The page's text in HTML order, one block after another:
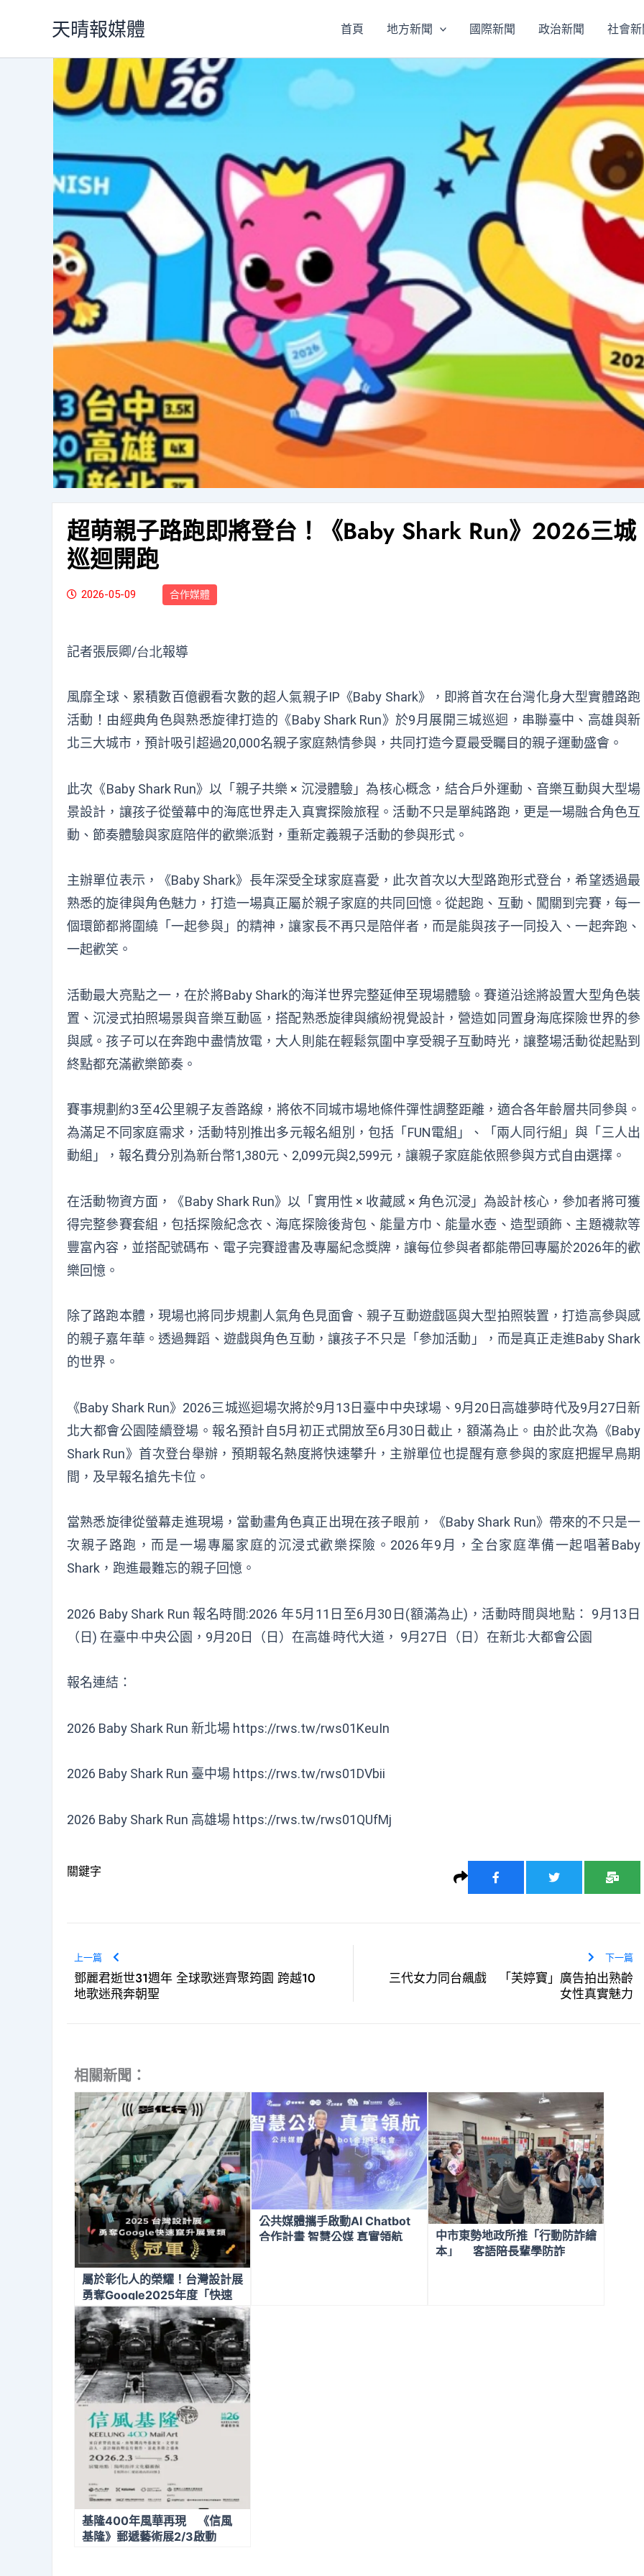
天晴報媒體 首頁 地方新聞 國際新聞 政治新聞 社會
超萌親子路跑即將登台！《Baby Shark Run》2026三城
巡迴開跑
2026-05-09 合作媒體
記者張辰卿/台北報導
風靡全球、累積數百億觀看次數的超人氣親子IP《Baby Shark》，即將首次在台灣化身大型實體路跑
活動！由經典角色與熟悉旋律打造的《Baby Shark Run》於9月展開三城巡迴，串聯臺中、高雄與新
北三大城市，預計吸引超過20,000名親子家庭熱情參與，共同打造今夏最受矚目的親子運動盛會。
此次《Baby Shark Run》以「親子共樂 × 沉浸體驗」為核心概念，結合戶外運動、音樂互動與大型場
景設計，讓孩子從螢幕中的海底世界走入真實探險旅程。活動不只是單純路跑，更是一場融合角色互
動、節奏體驗與家庭陪伴的歡樂派對，重新定義親子活動的參與形式。
主辦單位表示，《Baby Shark》長年深受全球家庭喜愛，此次首次以大型路跑形式登台，希望透過最
熟悉的旋律與角色魅力，打造一場真正屬於親子家庭的共同回憶。從起跑、互動、闖關到完賽，每一
個環節都將圍繞「一起參與」的精神，讓家長不再只是陪伴者，而是能與孩子一同投入、一起奔跑、
一起歡笑。
活動最大亮點之一，在於將Baby Shark的海洋世界完整延伸至現場體驗。賽道沿途將設置大型角色裝
置、沉浸式拍照場景與音樂互動區，搭配熟悉旋律與繽紛視覺設計，營造如同置身海底探險世界的參
與感。孩子可以在奔跑中盡情放電，大人則能在輕鬆氛圍中享受親子互動時光，讓整場活動從起點到
終點都充滿歡樂節奏。
賽事規劃約3至4公里親子友善路線，將依不同城市場地條件彈性調整距離，適合各年齡層共同參與。
為滿足不同家庭需求，活動特別推出多元報名組別，包括「FUN電組」、「兩人同行組」與「三人出
動組」，報名費分別為新台幣1,380元、2,099元與2,599元，讓親子家庭能依照參與方式自由選擇。
在活動物資方面，《Baby Shark Run》以「實用性 × 收藏感 × 角色沉浸」為設計核心，參加者將可獲
得完整參賽套組，包括探險紀念衣、海底探險後背包、能量方巾、能量水壺、造型頭飾、主題襪款等
豐富內容，並搭配號碼布、電子完賽證書及專屬紀念獎牌，讓每位參與者都能帶回專屬於2026年的歡
樂回憶。
除了路跑本體，現場也將同步規劃人氣角色見面會、親子互動遊戲區與大型拍照裝置，打造高參與感
的親子嘉年華。透過舞蹈、遊戲與角色互動，讓孩子不只是「參加活動」，而是真正走進Baby Shark
的世界。
《Baby Shark Run》2026三城巡迴場次將於9月13日臺中中央球場、9月20日高雄夢時代及9月27日新
北大都會公園陸續登場。報名預計自5月初正式開放至6月30日截止，額滿為止。由於此次為《Baby
Shark Run》首次登台舉辦，預期報名熱度將快速攀升，主辦單位也提醒有意參與的家庭把握早鳥期
間，及早報名搶先卡位。
當熟悉旋律從螢幕走進現場，當動畫角色真正出現在孩子眼前，《Baby Shark Run》帶來的不只是一
次親子路跑，而是一場專屬家庭的沉浸式歡樂探險。2026年9月，全台家庭準備一起唱著Baby
Shark，跑進最難忘的親子回憶。
2026 Baby Shark Run 報名時間:2026 年5月11日至6月30日(額滿為止)，活動時間與地點： 9月13日
（日) 在臺中‧中央公園，9月20日（日）在高雄‧時代大道， 9月27日（日）在新北‧大都會公園
報名連結：
2026 Baby Shark Run 新北場 https://rws.tw/rws01KeuIn
2026 Baby Shark Run 臺中場 https://rws.tw/rws01DVbii
2026 Baby Shark Run 高雄場 https://rws.tw/rws01QUfMj
關鍵字
上一篇
鄧麗君逝世31週年 全球歌迷齊聚筠園 跨越10
地歌迷飛奔朝聖
下一篇
三代女力同台飆戲 「芙婷寶」廣告拍出熟齡
女性真實魅力
相關新聞：
屬於彰化人的榮耀！台灣設計展
勇奪Google2025年度「快速
竄升展覽」榜首
公共媒體攜手啟動AI Chatbot
合作計畫 智慧公媒 真實領航
中市東勢地政所推「行動防詐繪
本」 客語陪長輩學防詐
基隆400年風華再現 《信風
基隆》郵遞藝術展2/3啟動